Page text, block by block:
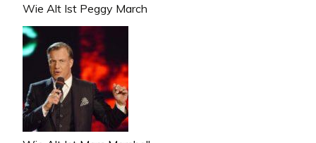
Wie Alt Ist Peggy March